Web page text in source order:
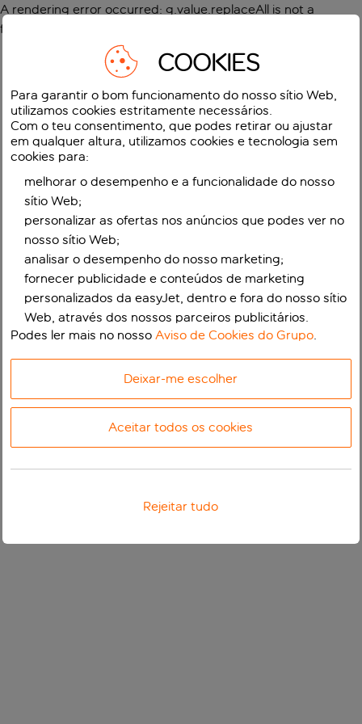
A rendering error occurred: g.value.replaceAll is not a
function
COOKIES
Para garantir o bom funcionamento do nosso sítio Web,
utilizamos cookies estritamente necessários.
Com o teu consentimento, que podes retirar ou ajustar
em qualquer altura, utilizamos cookies e tecnologia sem
cookies para:
melhorar o desempenho e a funcionalidade do nosso
sítio Web;
personalizar as ofertas nos anúncios que podes ver no
nosso sítio Web;
analisar o desempenho do nosso marketing;
fornecer publicidade e conteúdos de marketing
personalizados da easyJet, dentro e fora do nosso sítio
Web, através dos nossos parceiros publicitários.
Podes ler mais no nossoAviso de Cookies do Grupo.
Deixar-me escolher
Aceitar todos os cookies
Rejeitar tudo